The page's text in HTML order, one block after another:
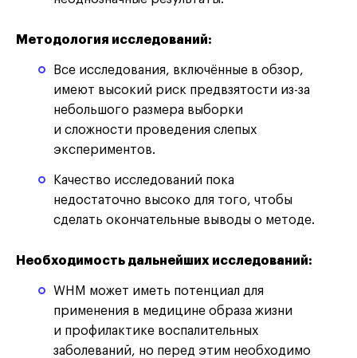
Методология исследований:
Все исследования, включённые в обзор,
имеют высокий риск предвзятости из-за
небольшого размера выборки
и сложности проведения слепых
экспериментов.
Качество исследований пока
недостаточно высоко для того, чтобы
сделать окончательные выводы о методе.
Необходимость дальнейших исследований:
WHM может иметь потенциал для
применения в медицине образа жизни
и профилактике воспалительных
заболеваний, но перед этим необходимо